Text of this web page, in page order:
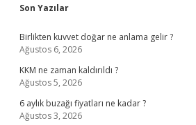
Sidebar
Son Yazılar
Birlikten kuvvet doğar ne anlama gelir ?
Ağustos 6, 2026
KKM ne zaman kaldırıldı ?
Ağustos 5, 2026
6 aylık buzağı fiyatları ne kadar ?
Ağustos 3, 2026